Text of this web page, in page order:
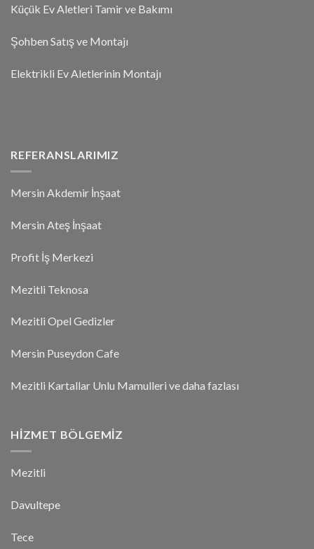
Küçük Ev Aletleri Tamir ve Bakımı
Şohben Satış ve Montajı
Elektrikli Ev Aletlerinin Montajı
REFERANSLARIMIZ
Mersin Akdemir İnşaat
Mersin Ateş İnşaat
Profit İş Merkezi
Mezitli Teknosa
Mezitli Opel Gedizler
Mersin Puseydon Cafe
Mezitli Kartallar Unlu Mamulleri ve daha fazlası
HIZMET BÖLGEMIZ
Mezitli
Davultepe
Tece